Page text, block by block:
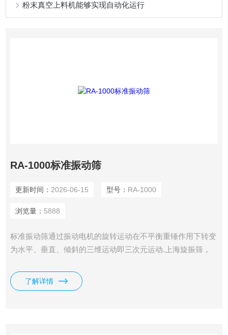
粉末真空上料机能够实现自动化运行
RA-1000标准振动筛
更新时间： 2026-06-15 型号： RA-1000
浏览量： 5888
标准振动筛通过振动电机的旋转运动在不平衡重锤作用下转变
为水平、垂直、倾斜的三维运动即三次元运动.上海旋振筛，
了解详情